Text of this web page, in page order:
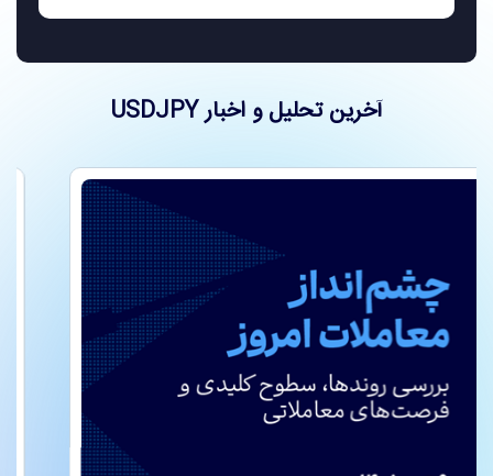
آخرین تحلیل و اخبار USDJPY